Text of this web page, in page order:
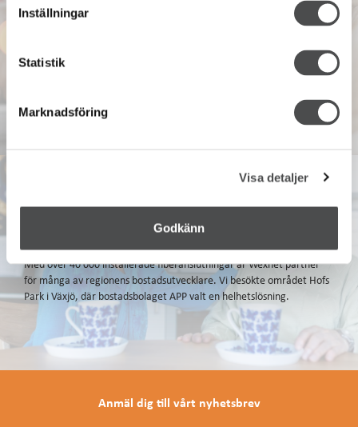
Inställningar
Statistik
Marknadsföring
Visa detaljer
Godkänn
Vem behöver julklappar när det finns
Vad vore en jul utan julklappar? Ganska rolig – det finns ju julappar!
Nedan listar vi appar som är underhållande, praktiska och
Med över 40 000 installerade fiberanslutningar är Wexnet partner
för många av regionens bostadsutvecklare. Vi besökte området Hofs
Park i Växjö, där bostadsbolaget APP valt en helhetslösning.
Anmäl dig till vårt nyhetsbrev